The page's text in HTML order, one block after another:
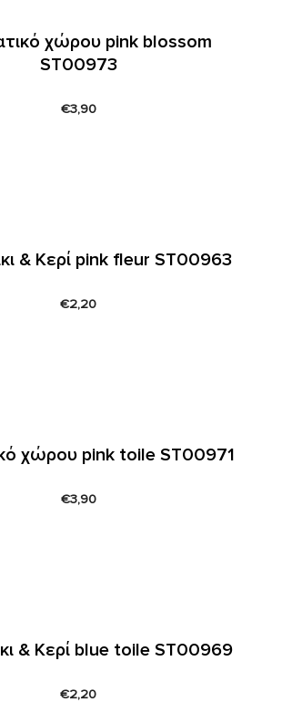
χώρου pink blossom
ST00973
€3,90
& Κερί pink fleur ST00963
€2,20
χώρου pink toile ST00971
€3,90
& Κερί blue toile ST00969
€2,20